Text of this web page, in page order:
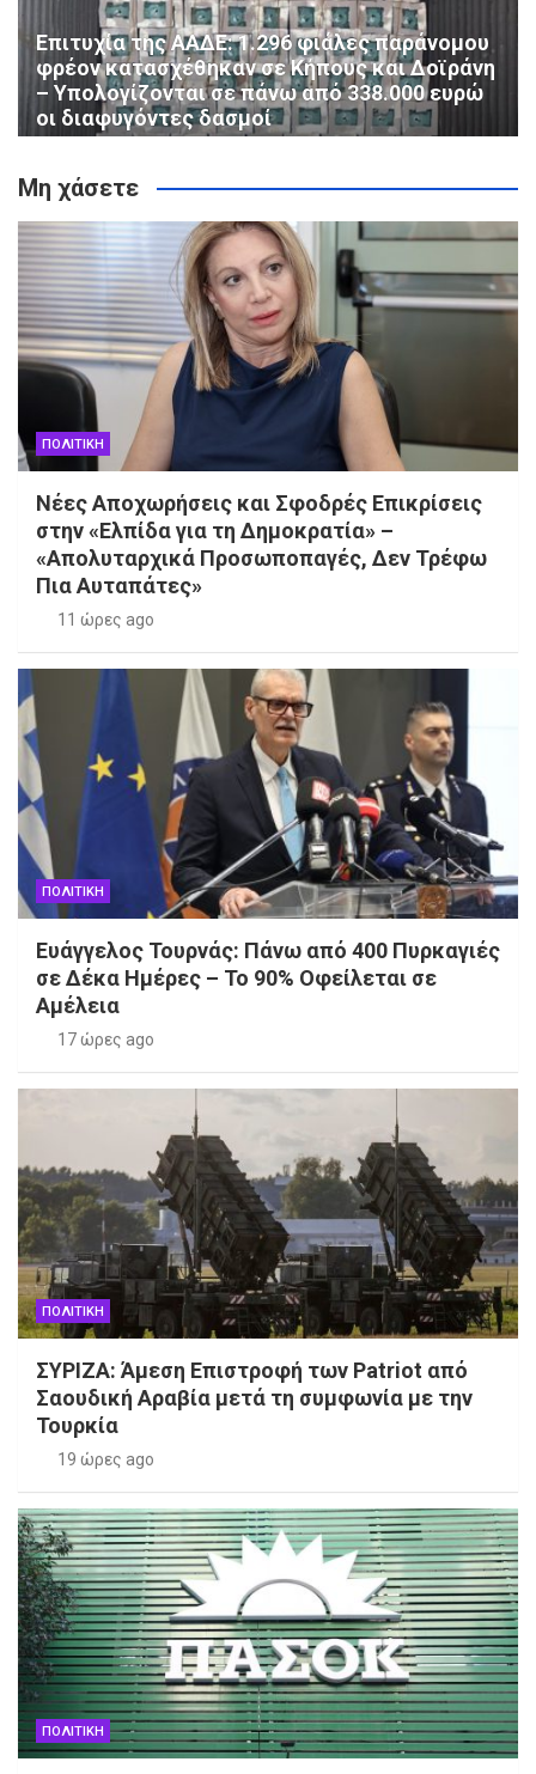
Επιτυχία της ΑΑΔΕ: 1.296 φιάλες παράνομου
φρέον κατασχέθηκαν σε Κήπους και Δοϊράνη
– Υπολογίζονται σε πάνω από 338.000 ευρώ
οι διαφυγόντες δασμοί
Μη χάσετε
ΠΟΛΙΤΙΚΗ
Νέες Αποχωρήσεις και Σφοδρές Επικρίσεις
στην «Ελπίδα για τη Δημοκρατία» –
«Απολυταρχικά Προσωποπαγές, Δεν Τρέφω
Πια Αυταπάτες»
11 ώρες ago
ΠΟΛΙΤΙΚΗ
Ευάγγελος Τουρνάς: Πάνω από 400 Πυρκαγιές
σε Δέκα Ημέρες – Το 90% Οφείλεται σε
Αμέλεια
17 ώρες ago
ΠΟΛΙΤΙΚΗ
ΣΥΡΙΖΑ: Άμεση Επιστροφή των Patriot από
Σαουδική Αραβία μετά τη συμφωνία με την
Τουρκία
19 ώρες ago
ΠΟΛΙΤΙΚΗ